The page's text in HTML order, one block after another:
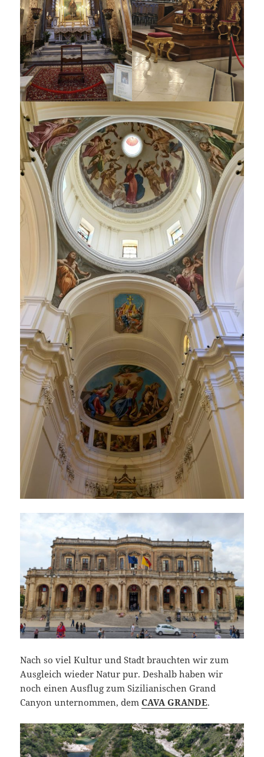
Nach so viel Kultur und Stadt brauchten wir zum
Ausgleich wieder Natur pur. Deshalb haben wir
noch einen Ausflug zum Sizilianischen Grand
Canyon unternommen, demCAVA GRANDE.